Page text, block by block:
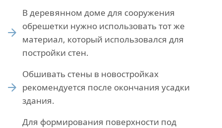
В деревянном доме для сооружения
обрешетки нужно использовать тот же
материал, который использовался для
постройки стен.
Обшивать стены в новостройках
рекомендуется после окончания усадки
здания.
Для формирования поверхности под